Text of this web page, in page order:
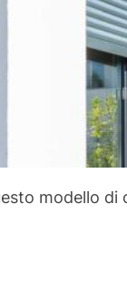
modello di